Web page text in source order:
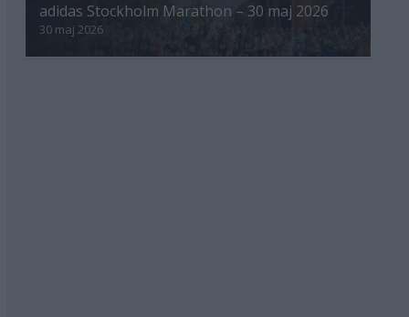
adidas Stockholm Marathon – 30 maj 2026
30 maj 2026